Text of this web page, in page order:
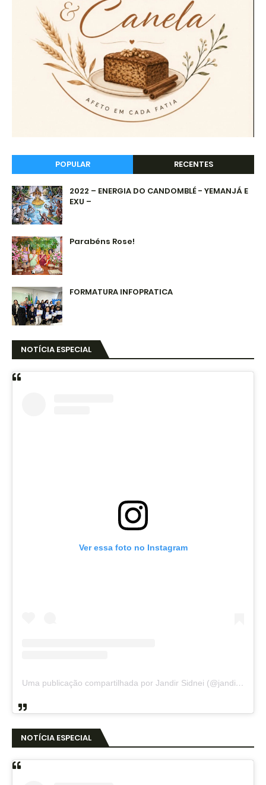
POPULAR RECENTES
2022 – ENERGIA DO CANDOMBLÉ - YEMANJÁ E
EXU –
Parabéns Rose!
FORMATURA INFOPRATICA
NOTÍCIA ESPECIAL
Ver essa foto no Instagram
Uma publicação compartilhada por Jandir Sidnei (@jandirsidnei)
NOTÍCIA ESPECIAL